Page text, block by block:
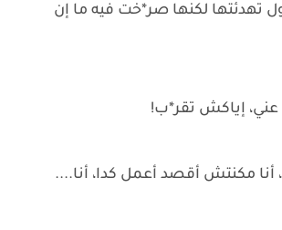
تهدئتها لكنها صر*خت فيه ما إن
إياكش تقر*ب!
مكنتش أقصد أعمل كدا، أنا....